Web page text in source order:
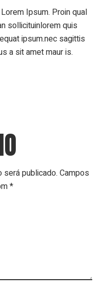
Ipsum. Proin qual
sollicituinlorem quis
ipsum.nec sagittis
a sit amet maur is.
será publicado. Campos
*